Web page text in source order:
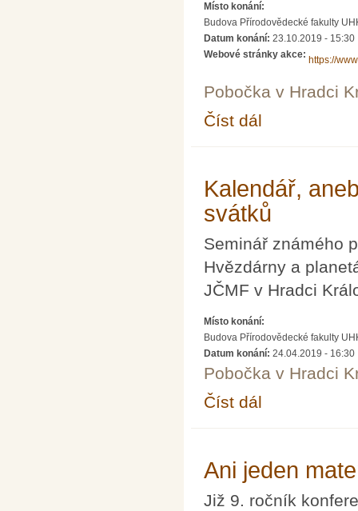
Místo konání:
Budova Přírodovědecké fakulty
Datum konání: 23.10.2019 - 15:30
Webové stránky akce:
https://
Pobočka v Hradci
Číst dál
Kalendář,
svátků
Seminář známého
Hvězdárny a
JČMF v Hradci
Místo konání:
Budova Přírodovědecké fakulty
Datum konání: 24.04.2019 - 16:30
Pobočka v Hradci
Číst dál
Ani jeden
Již 9. ročník